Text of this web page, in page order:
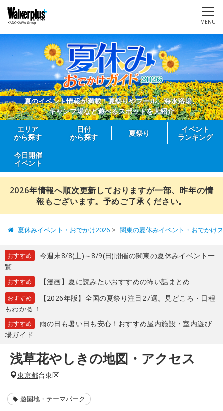
MENU
夏のイベント情報が満載！夏祭りやプール、海水浴場、
キャンプ場など遊べるスポットを大紹介
エリア
から探す
日付
から探す
夏祭り
イベント
ランキング
今日開催
イベント
2026年情報へ順次更新しておりますが一部、昨年の情
報もございます。予めご了承ください。
夏休みイベント・おでかけ2026 関東の夏休みイベント・おでかけ
おすすめ
今週末8/8(土)～8/9(日)開催の関東の夏休みイベント一
覧
おすすめ 【漫画】夏に読みたいおすすめの怖い話まとめ
おすすめ
【2026年版】全国の夏祭り注目27選。見どころ・日程
もわかる！
おすすめ
雨の日も暑い日も安心！おすすめ屋内施設・室内遊び
場ガイド
浅草花やしきの地図・アクセス
東京都台東区
遊園地・テーマパーク